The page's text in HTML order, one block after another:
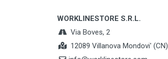
WORKLINESTORE S.R.L.
Via Boves, 2
12089 Villanova Mondovi' (CN)